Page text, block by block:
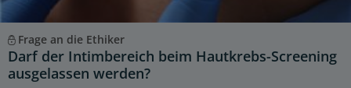
Frage an die Ethiker
Darf der Intimbereich beim Hautkrebs-Screening
ausgelassen werden?